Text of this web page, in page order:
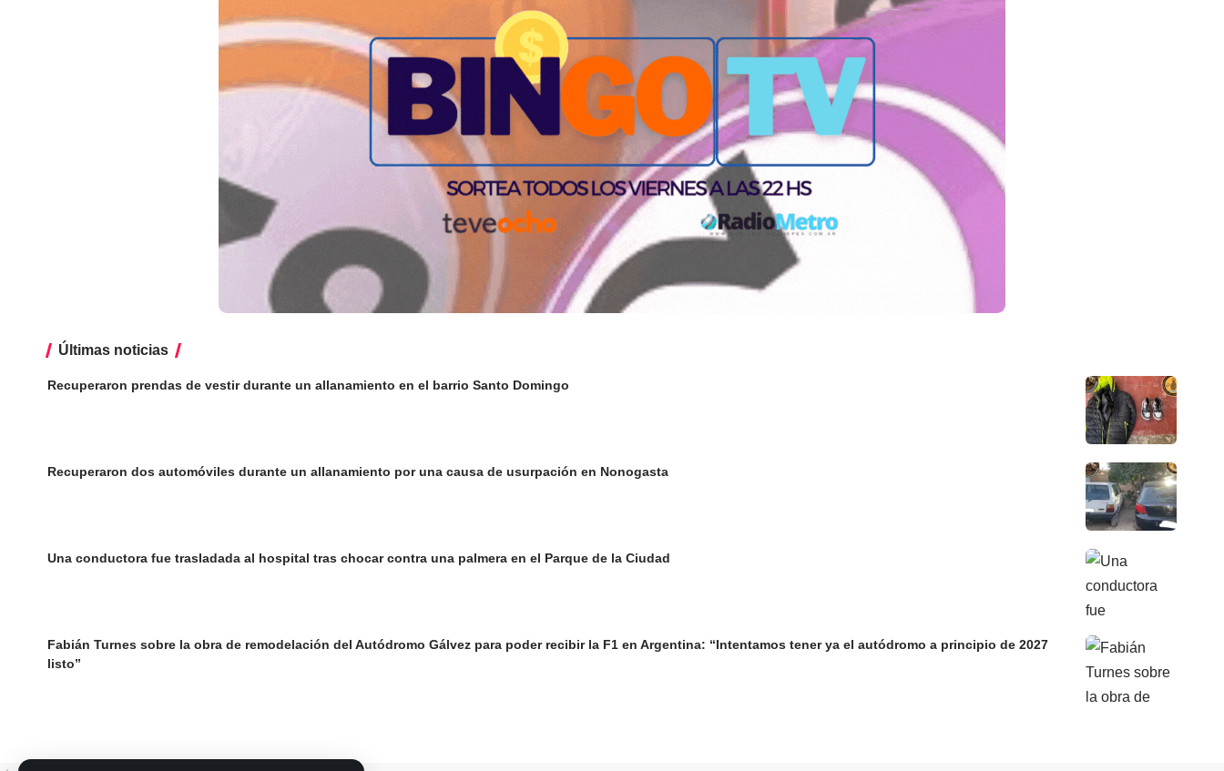
Últimas noticias
Recuperaron prendas de vestir durante un allanamiento en el barrio Santo Domingo
Recuperaron dos automóviles durante un allanamiento por una causa de usurpación en Nonogasta
Una conductora fue trasladada al hospital tras chocar contra una palmera en el Parque de la Ciudad
Fabián Turnes sobre la obra de remodelación del Autódromo Gálvez para poder recibir la F1 en Argentina: “Intentamos tener ya el autódromo a principio de 2027
listo”